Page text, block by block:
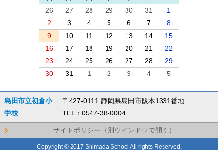
26
27 28 29 30 31
1
2
3 4 5 6 7
8
9
10 11 12 13 14
15
16
17 18 19 20 21
22
23
24 25 26 27 28
29
30
31 1 2 3 4 5
島田市立初倉小
学校
〒427-0111 静岡県島田市阪本1331番地
TEL：0547-38-0004
サイトポリシー（別ウインドウで開く）
Copyright © 2017 Shimada School All rights Reserved.